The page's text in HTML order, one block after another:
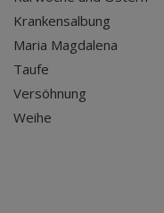
Krankensalbung
Maria Magdalena
Taufe
Versöhnung
Weihe